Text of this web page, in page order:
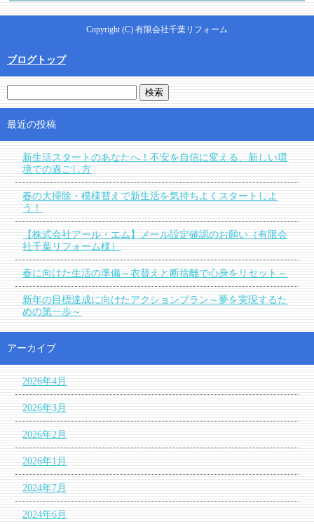
Copyright (C) 有限会社千葉リフォーム
ブログトップ
最近の投稿
新生活スタートのあなたへ！不安を自信に変える、新しい環
境での過ごし方
春の大掃除・模様替えで新生活を気持ちよくスタートしよ
う！
【株式会社アール・エム】メール設定確認のお願い（有限会
社千葉リフォーム様）
春に向けた生活の準備～衣替えと断捨離で心身をリセット～
新年の目標達成に向けたアクションプラン～夢を実現するた
めの第一歩～
アーカイブ
2026年4月
2026年3月
2026年2月
2026年1月
2024年7月
2024年6月